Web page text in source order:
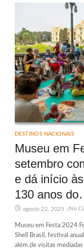
DESTINOS NACIONAIS
Museu em
setembro
e dá início
130 anos
agosto 22, 2025 /No
Museu em Festa 2024
Shell Brasil, festival
além de visitas